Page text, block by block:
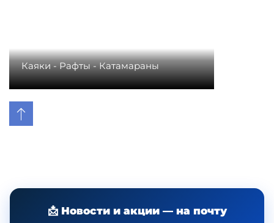
Каяки - Рафты - Катамараны
📩 Новости и акции — на почту